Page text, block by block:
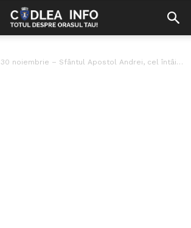
30 noiembrie – Sfântul Apostol Andrei, cel întâi chemat